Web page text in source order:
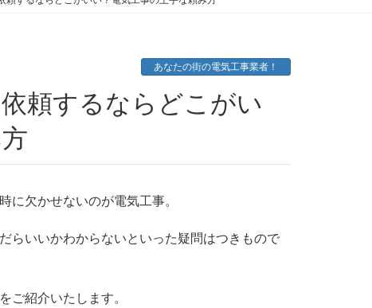
あなたの街の電気工事業者！
に欠かせないのが電気工事。
らいいかわからないといった疑問はつきもので
ご紹介いたします。